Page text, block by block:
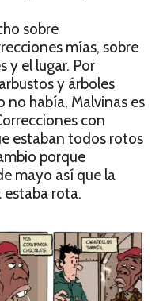
sobre
mías, sobre
y el lugar. Por
y árboles
no había, Malvinas es
con
estaban todos rotos
porque
mayo así que la
estaba rota.